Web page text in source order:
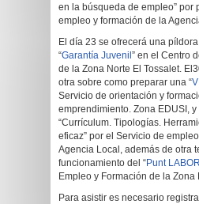
en la búsqueda de empleo” por
empleo y formación de la
El día 23 se ofrecerá una
“Garantía Juvenil ” en el Centro
de la Zona Norte El Tossalet.
otra sobre como preparar una “
Servicio de orientación y
emprendimiento. Zona EDUSI, y
“Currículum. Tipologías.
eficaz” por el Servicio de
Agencia Local, además de otra
funcionamiento del “Punt
Empleo y Formación de la Zona
Para asistir es necesario